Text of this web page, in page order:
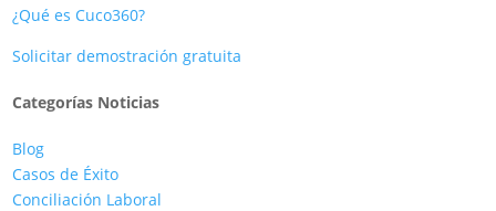
¿Qué es Cuco360?
Solicitar demostración gratuita
Categorías Noticias
Blog
Casos de Éxito
Conciliación Laboral